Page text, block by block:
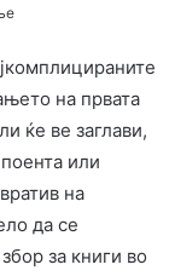
на првата
ќе ве заглави,
или
на
да се
за книги во